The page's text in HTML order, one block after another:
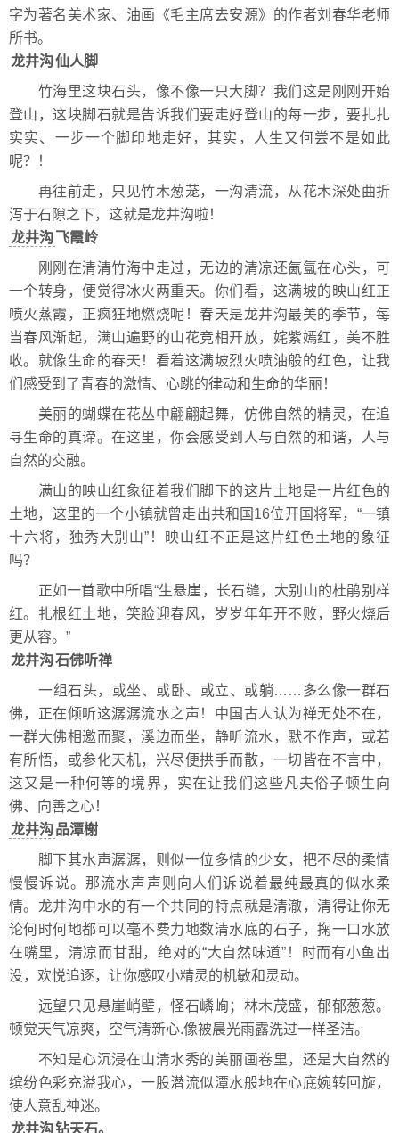
字为著名美术家、油画《毛主席去安源》的作者刘春华老师
所书。
龙井沟仙人脚
竹海里这块石头，像不像一只大脚？我们这是刚刚开始
登山，这块脚石就是告诉我们要走好登山的每一步，要扎扎
实实、一步一个脚印地走好，其实，人生又何尝不是如此
呢？！
再往前走，只见竹木葱茏，一沟清流，从花木深处曲折
泻于石隙之下，这就是龙井沟啦！
龙井沟飞霞岭
刚刚在清清竹海中走过，无边的清凉还氤氲在心头，可
一个转身，便觉得冰火两重天。你们看，这满坡的映山红正
喷火蒸霞，正疯狂地燃烧呢！春天是龙井沟最美的季节，每
当春风渐起，满山遍野的山花竞相开放，姹紫嫣红，美不胜
收。就像生命的春天！看着这满坡烈火喷油般的红色，让我
们感受到了青春的激情、心跳的律动和生命的华丽！
美丽的蝴蝶在花丛中翩翩起舞，仿佛自然的精灵，在追
寻生命的真谛。在这里，你会感受到人与自然的和谐，人与
自然的交融。
满山的映山红象征着我们脚下的这片土地是一片红色的
土地，这里的一个小镇就曾走出共和国16位开国将军，“一镇
十六将，独秀大别山”！映山红不正是这片红色土地的象征
吗？
正如一首歌中所唱“生悬崖，长石缝，大别山的杜鹃别样
红。扎根红土地，笑脸迎春风，岁岁年年开不败，野火烧后
更从容。”
龙井沟石佛听禅
一组石头，或坐、或卧、或立、或躺……多么像一群石
佛，正在倾听这潺潺流水之声！中国古人认为禅无处不在，
一群大佛相邀而聚，溪边而坐，静听流水，默不作声，或若
有所悟，或参化天机，兴尽便拱手而散，一切皆在不言中，
这又是一种何等的境界，实在让我们这些凡夫俗子顿生向
佛、向善之心！
龙井沟品潭榭
脚下其水声潺潺，则似一位多情的少女，把不尽的柔情
慢慢诉说。那流水声声则向人们诉说着最纯最真的似水柔
情。龙井沟中水的有一个共同的特点就是清澈，清得让你无
论何时何地都可以毫不费力地数清水底的石子，掬一口水放
在嘴里，清凉而甘甜，绝对的“大自然味道”！时而有小鱼出
没，欢悦追逐，让你感叹小精灵的机敏和灵动。
远望只见悬崖峭壁，怪石嶙峋；林木茂盛，郁郁葱葱。
顿觉天气凉爽，空气清新心.像被晨光雨露洗过一样圣洁。
不知是心沉浸在山清水秀的美丽画卷里，还是大自然的
缤纷色彩充溢我心，一股潜流似潭水般地在心底婉转回旋，
使人意乱神迷。
龙井沟钻天石。